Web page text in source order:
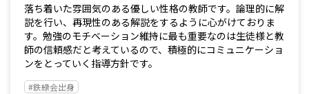
落ち着いた雰囲気のある優しい性格の教師です。論理的に解
説を行い、再現性のある解説をするように心がけておりま
す。勉強のモチベーション維持に最も重要なのは生徒様と教
師の信頼感だと考えているので、積極的にコミュニケーショ
ンをとっていく指導方針です。
#鉄緑会出身